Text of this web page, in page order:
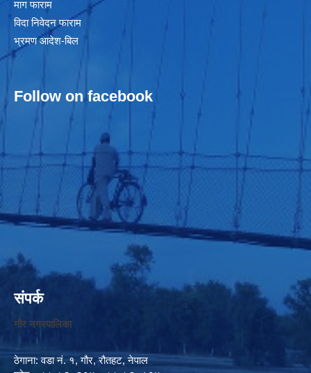
माग फाराम
विदा निवेदन फाराम
भ्रमण आदेश-बिल
Follow on facebook
संपर्क
गौर नगरपालिका
ठेगाना: वडा नं. १, गौर, रौतहट, नेपाल